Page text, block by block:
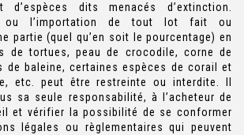
d’espèces dits menacés d’extinction.
ou l’importation de tout lot fait ou
partie (quel qu’en soit le pourcentage) en
de tortues, peau de crocodile, corne de
de baleine, certaines espèces de corail et
etc. peut être restreinte ou interdite. Il
sa seule responsabilité, à l’acheteur de
et vérifier la possibilité de se conformer
légales ou règlementaires qui peuvent